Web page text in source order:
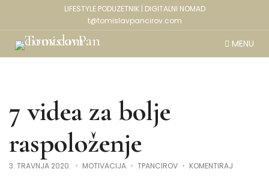
LIFESTYLE PODUZETNIK | DIGITALNI NOMAD
t@tomislavpancirov.com
MENU
7 videa za bolje
raspoloženje
3. TRAVNJA 2020. MOTIVACIJA TPANCIROV KOMENTIRAJ